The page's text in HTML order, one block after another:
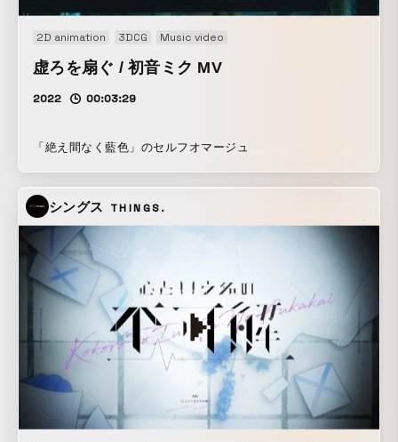
2D animation 3DCG Music video
虚ろを扇ぐ / 初音ミク MV
2022 00:03:29
「絶え間なく藍色」のセルフオマージュ
シングス THINGS.